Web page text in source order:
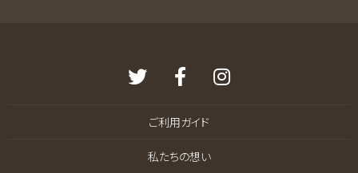
ご利用ガイド
私たちの想い